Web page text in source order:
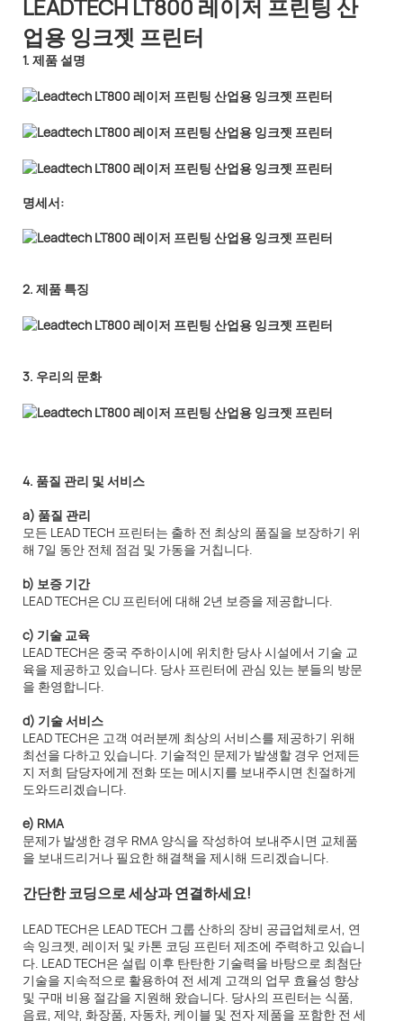
LEADTECH LT800 레이저 프린팅 산
업용 잉크젯 프린터
1. 제품 설명
명세서:
2. 제품 특징
3. 우리의 문화
4. 품질 관리 및 서비스
a) 품질 관리
모든 LEAD TECH 프린터는 출하 전 최상의 품질을 보장하기 위
해 7일 동안 전체 점검 및 가동을 거칩니다.
b) 보증 기간
LEAD TECH은 CIJ 프린터에 대해 2년 보증을 제공합니다.
c) 기술 교육
LEAD TECH은 중국 주하이시에 위치한 당사 시설에서 기술 교
육을 제공하고 있습니다. 당사 프린터에 관심 있는 분들의 방문
을 환영합니다.
d) 기술 서비스
LEAD TECH은 고객 여러분께 최상의 서비스를 제공하기 위해
최선을 다하고 있습니다. 기술적인 문제가 발생할 경우 언제든
지 저희 담당자에게 전화 또는 메시지를 보내주시면 친절하게
도와드리겠습니다.
e) RMA
문제가 발생한 경우 RMA 양식을 작성하여 보내주시면 교체품
을 보내드리거나 필요한 해결책을 제시해 드리겠습니다.
간단한 코딩으로 세상과 연결하세요!
LEAD TECH은 LEAD TECH 그룹 산하의 장비 공급업체로서, 연
속 잉크젯, 레이저 및 카톤 코딩 프린터 제조에 주력하고 있습니
다. LEAD TECH은 설립 이후 탄탄한 기술력을 바탕으로 최첨단
기술을 지속적으로 활용하여 전 세계 고객의 업무 효율성 향상
및 구매 비용 절감을 지원해 왔습니다. 당사의 프린터는 식품,
음료, 제약, 화장품, 자동차, 케이블 및 전자 제품을 포함한 전 세